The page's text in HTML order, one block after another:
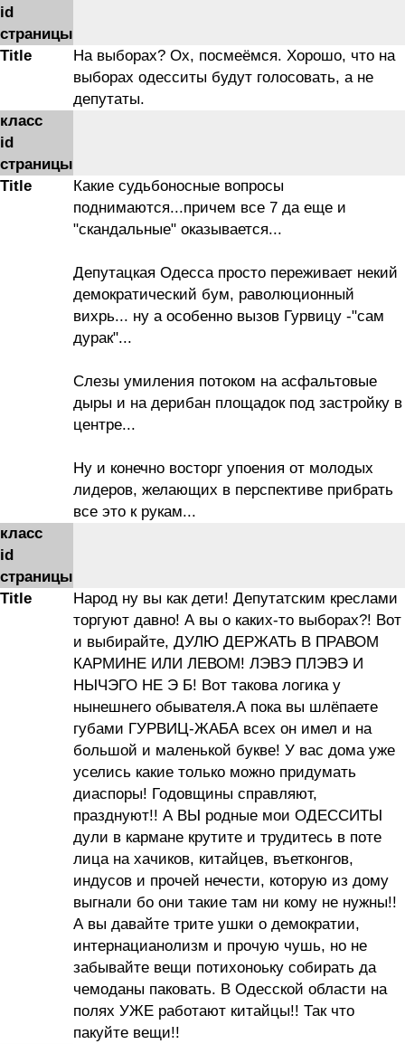
id
страницы
Title
На выборах? Ох, посмеёмся. Хорошо, что на
выборах одесситы будут голосовать, а не
депутаты.
класс
id
страницы
Title
Какие судьбоносные вопросы
поднимаются...причем все 7 да еще и
"скандальные" оказывается...
Депутацкая Одесса просто переживает некий
демократический бум, раволюционный
вихрь... ну а особенно вызов Гурвицу -"сам
дурак"...
Слезы умиления потоком на асфальтовые
дыры и на дерибан площадок под застройку в
центре...
Ну и конечно восторг упоения от молодых
лидеров, желающих в перспективе прибрать
все это к рукам...
класс
id
страницы
Title
Народ ну вы как дети! Депутатским креслами
торгуют давно! А вы о каких-то выборах?! Вот
и выбирайте, ДУЛЮ ДЕРЖАТЬ В ПРАВОМ
КАРМИНЕ ИЛИ ЛЕВОМ! ЛЭВЭ ПЛЭВЭ И
НЫЧЭГО НЕ Э Б! Вот такова логика у
нынешнего обывателя.А пока вы шлёпаете
губами ГУРВИЦ-ЖАБА всех он имел и на
большой и маленькой букве! У вас дома уже
уселись какие только можно придумать
диаспоры! Годовщины справляют,
празднуют!! А ВЫ родные мои ОДЕССИТЫ
дули в кармане крутите и трудитесь в поте
лица на хачиков, китайцев, въетконгов,
индусов и прочей нечести, которую из дому
выгнали бо они такие там ни кому не нужны!!
А вы давайте трите ушки о демократии,
интернацианолизм и прочую чушь, но не
забывайте вещи потихоноьку собирать да
чемоданы паковать. В Одесской области на
полях УЖЕ работают китайцы!! Так что
пакуйте вещи!!